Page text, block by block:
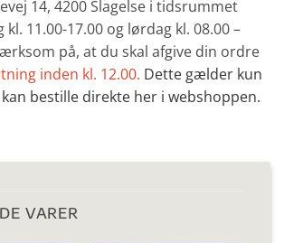
14, 4200 Slagelse i tidsrummet
11.00-17.00 og lørdag kl. 08.00 –
på, at du skal afgive din ordre
inden kl. 12.00. Dette gælder kun
bestille direkte her i webshoppen.
VARER